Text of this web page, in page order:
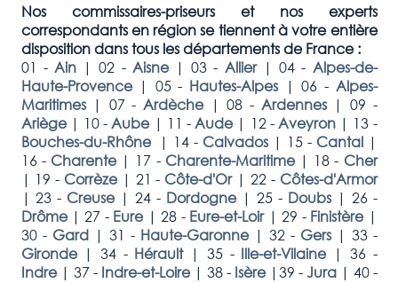
Nos commissaires-priseurs et nos experts
correspondants en région se tiennent à votre entière
disposition dans tous les départements de France :
01 - Ain| 02 - Aisne| 03 - Allier| 04 - Alpes-de-
Haute-Provence | 05 - Hautes-Alpes |06 - Alpes-
Maritimes | 07 -Ardèche |08 - Ardennes | 09 -
Ariège | 10 -Aube | 11 -Aude | 12 -Aveyron | 13 -
Bouches-du-Rhône
| 14 - Calvados | 15 - Cantal |
16 - Charente | 17 - Charente-Maritime | 18 - Cher
| 19 - Corrèze | 21 - Côte-d'Or | 22 - Côtes-d'Armor
|23 - Creuse |24 - Dordogne | 25 - Doubs | 26 -
Drôme |27 - Eure |28 - Eure-et-Loir |29 - Finistère |
30 - Gard | 31 - Haute-Garonne | 32 - Gers | 33 -
Gironde | 34 - Hérault | 35 - Ille-et-Vilaine | 36 -
Indre | 37 - Indre-et-Loire | 38 - Isère | 39 -Jura | 40 -